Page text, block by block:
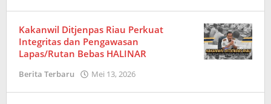
Kakanwil Ditjenpas Riau Perkuat
Integritas dan Pengawasan
Lapas/Rutan Bebas HALINAR
Berita Terbaru Mei 13, 2026